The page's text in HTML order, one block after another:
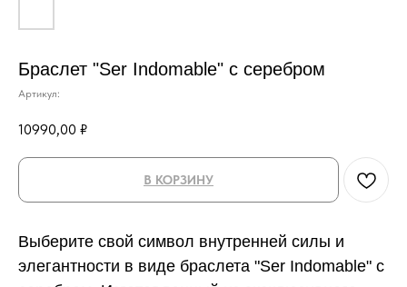
Браслет "Ser Indomable" с серебром
Артикул:
10990,00 ₽
В КОРЗИНУ
Выберите свой символ внутренней силы и
элегантности в виде браслета "Ser Indomable" с